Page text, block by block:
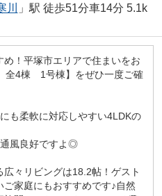
川
」駅 徒歩51分車14分 5.1k
！平塚市エリアで住まいをお
全4棟 1号棟】をぜひ一度ご確
も柔軟に対応しやすい4LDKの
風良好ですよ◎
々リビングは18.2帖！ゲスト
家庭にもおすすめです♪自然